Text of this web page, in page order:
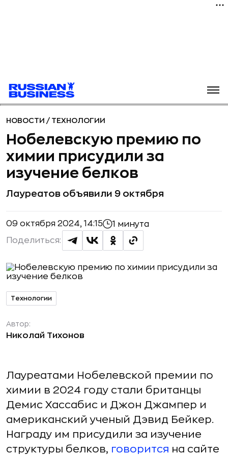
НОВОСТИ / ТЕХНОЛОГИИ
Нобелевскую премию по
химии присудили за
изучение белков
Лауреатов объявили 9 октября
09 октября 2024, 14:15 1 минута
Поделиться:
Технологии
Автор:
Николай Тихонов
Лауреатами Нобелевской премии по
химии в 2024 году стали британцы
Демис Хассабис и Джон Джампер и
американский ученый Дэвид Бейкер.
Награду им присудили за изучение
структуры белков, говорится на сайте